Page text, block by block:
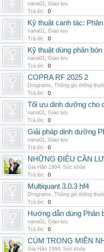
nana01
Giao lưu
Trả lời:
0
Kỹ thuật canh tác:
nana01
Giao lưu
Trả lời:
0
Kỹ thuật dùng phân
nana01
Giao lưu
Trả lời:
0
COPRA RF 2025 2
Drograms Thông gió thông
Trả lời:
0
Tối ưu dinh dưỡng cho
nana01
Giao lưu
Trả lời:
0
Giải pháp dinh dưỡng
nana01
Giao lưu
Trả lời:
0
NHỮNG ĐIỀU CẦN
Gia Hân 1994 Sức khỏe
Trả lời:
0
Multiquant 3.0.3 hf4
Drograms Thông gió thông
Trả lời:
0
Hướng dẫn dùng Phân
nana01
Giao lưu
Trả lời:
0
CÚM TRONG MIỀN
Gia Hân 1994 Sức khỏe